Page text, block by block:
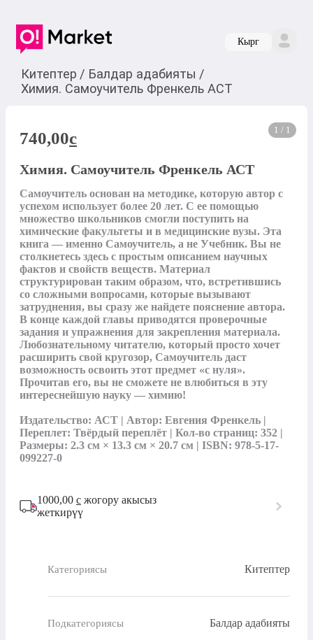
Кырг
Китептер / Балдар адабияты /
Химия. Самоучитель Френкель АСТ
1 / 1
740,00c
Химия. Самоучитель Френкель АСТ
Самоучитель основан на методике, которую автор с
успехом использует более 20 лет. С ее помощью
множество школьников смогли поступить на
химические факультеты и в медицинские вузы. Эта
книга — именно Самоучитель, а не Учебник. Вы не
столкнетесь здесь с простым описанием научных
фактов и свойств веществ. Материал
структурирован таким образом, что, встретившись
со сложными вопросами, которые вызывают
затруднения, вы сразу же найдете пояснение автора.
В конце каждой главы приводятся проверочные
задания и упражнения для закрепления материала.
Любознательному читателю, который просто хочет
расширить свой кругозор, Самоучитель даст
возможность освоить этот предмет «с нуля».
Прочитав его, вы не сможете не влюбиться в эту
интереснейшую науку — химию!
Издательство: АСТ | Автор: Евгения Френкель |
Переплет: Твёрдый переплёт | Кол-во страниц: 352 |
Размеры: 2.3 см × 13.3 см × 20.7 см | ISBN: 978-5-17-
099227-0
1000,00 с жогору акысыз
жеткирүү
Категориясы Китептер
Подкатегориясы Балдар адабияты